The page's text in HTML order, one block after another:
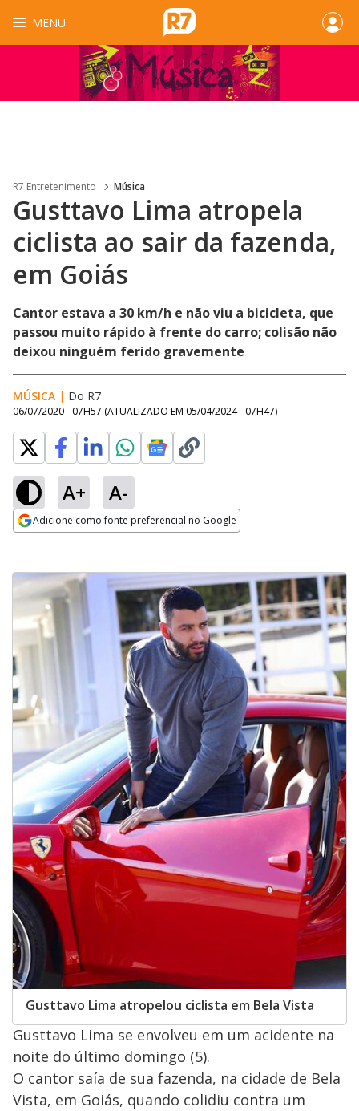
MENU
R7 Entretenimento Música
Gusttavo Lima atropela
ciclista ao sair da fazenda,
em Goiás
Cantor estava a 30 km/h e não viu a bicicleta, que
passou muito rápido à frente do carro; colisão não
deixou ninguém ferido gravemente
MÚSICA | Do R7
06/07/2020 - 07H57 (ATUALIZADO EM 05/04/2024 - 07H47)
A+ A-
Adicione como fonte preferencial no Google
Gusttavo Lima atropelou ciclista em Bela Vista
Gusttavo Lima se envolveu em um acidente na
noite do último domingo (5).
O cantor saía de sua fazenda, na cidade de Bela
Vista, em Goiás, quando colidiu contra um